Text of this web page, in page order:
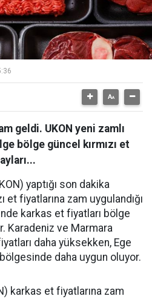
geldi. UKON yeni zamlı
bölge güncel kırmızı et
yaptığı son dakika
et fiyatlarına zam uygulandığı
karkas et fiyatları bölge
Karadeniz ve Marmara
daha yüksekken, Ege
daha uygun oluyor.
karkas et fiyatlarına zam